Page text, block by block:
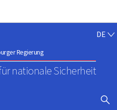
Regierung
nationale Sicherheit
DE